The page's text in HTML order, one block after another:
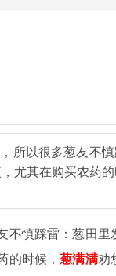
所以很多葱友不
尤其在购买农药
不慎踩雷：葱田里
的时候，葱满满劝